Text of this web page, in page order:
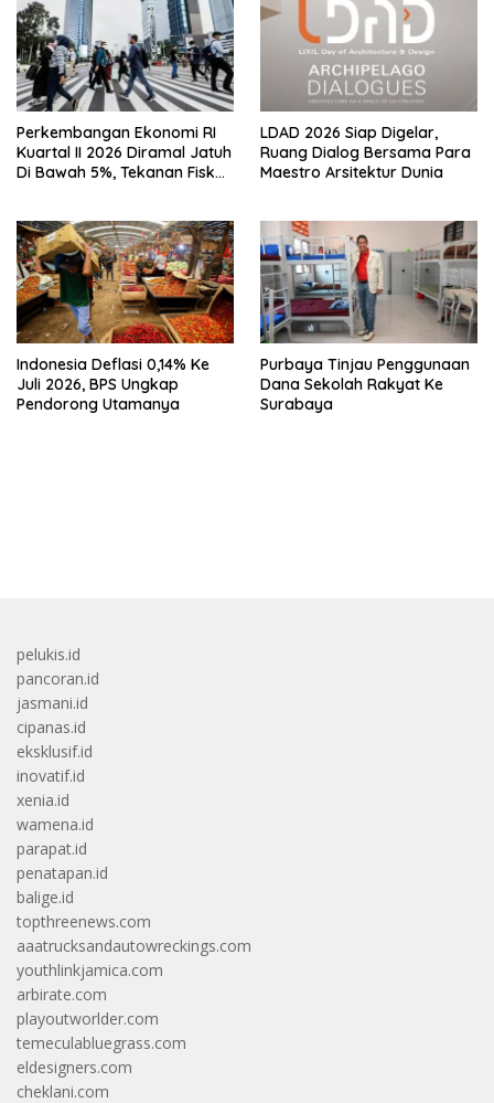
Perkembangan Ekonomi RI
Kuartal II 2026 Diramal Jatuh
Di Bawah 5%, Tekanan Fiskal
LDAD 2026 Siap Digelar,
Ruang Dialog Bersama Para
Maestro Arsitektur Dunia
Indonesia Deflasi 0,14% Ke
Juli 2026, BPS Ungkap
Pendorong Utamanya
Purbaya Tinjau Penggunaan
Dana Sekolah Rakyat Ke
Surabaya
pelukis.id
pancoran.id
jasmani.id
cipanas.id
eksklusif.id
inovatif.id
xenia.id
wamena.id
parapat.id
penatapan.id
balige.id
topthreenews.com
aaatrucksandautowreckings.com
youthlinkjamica.com
arbirate.com
playoutworlder.com
temeculabluegrass.com
eldesigners.com
cheklani.com